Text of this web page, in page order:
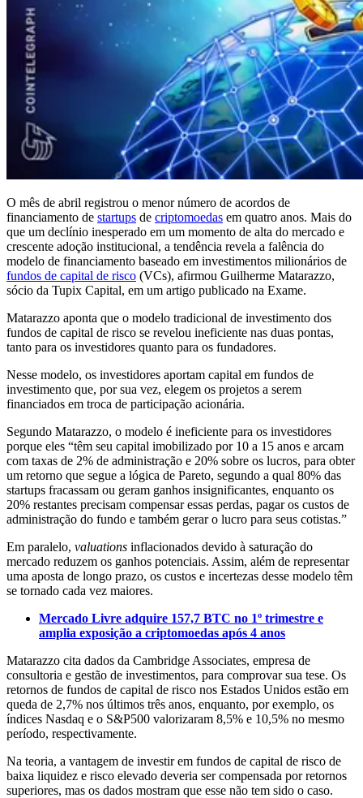
O mês de abril registrou o menor número de acordos de
financiamento de startups de criptomoedas em quatro anos. Mais do
que um declínio inesperado em um momento de alta do mercado e
crescente adoção institucional, a tendência revela a falência do
modelo de financiamento baseado em investimentos milionários de
fundos de capital de risco (VCs), afirmou Guilherme Matarazzo,
sócio da Tupix Capital, em um artigo publicado na Exame.
Matarazzo aponta que o modelo tradicional de investimento dos
fundos de capital de risco se revelou ineficiente nas duas pontas,
tanto para os investidores quanto para os fundadores.
Nesse modelo, os investidores aportam capital em fundos de
investimento que, por sua vez, elegem os projetos a serem
financiados em troca de participação acionária.
Segundo Matarazzo, o modelo é ineficiente para os investidores
porque eles “têm seu capital imobilizado por 10 a 15 anos e arcam
com taxas de 2% de administração e 20% sobre os lucros, para obter
um retorno que segue a lógica de Pareto, segundo a qual 80% das
startups fracassam ou geram ganhos insignificantes, enquanto os
20% restantes precisam compensar essas perdas, pagar os custos de
administração do fundo e também gerar o lucro para seus cotistas.”
Em paralelo, valuations inflacionados devido à saturação do
mercado reduzem os ganhos potenciais. Assim, além de representar
uma aposta de longo prazo, os custos e incertezas desse modelo têm
se tornado cada vez maiores.
Mercado Livre adquire 157,7 BTC no 1º trimestre e
amplia exposição a criptomoedas após 4 anos
Matarazzo cita dados da Cambridge Associates, empresa de
consultoria e gestão de investimentos, para comprovar sua tese. Os
retornos de fundos de capital de risco nos Estados Unidos estão em
queda de 2,7% nos últimos três anos, enquanto, por exemplo, os
índices Nasdaq e o S&P500 valorizaram 8,5% e 10,5% no mesmo
período, respectivamente.
Na teoria, a vantagem de investir em fundos de capital de risco de
baixa liquidez e risco elevado deveria ser compensada por retornos
superiores, mas os dados mostram que esse não tem sido o caso.